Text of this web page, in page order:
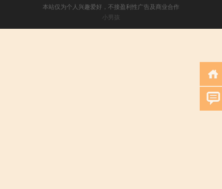
本站仅为个人兴趣爱好，不接盈利性广告及商业合作
小男孩